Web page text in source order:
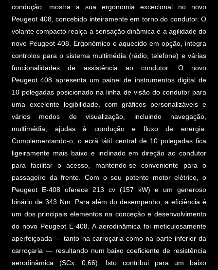
condução, mostra a sua ergonomia excecional no novo
Peugeot 408, concebido inteiramente em torno do condutor. O
volante compacto realça a sensação dinâmica e a agilidade do
novo Peugeot 408. Ergonómico e aquecido em opção, integra
controlos para o sistema multimédia (rádio, telefone) e várias
funcionalidades de assistência ao condutor. O novo
Peugeot 408 apresenta um painel de instrumentos digital de
10 polegadas posicionado na linha de visão do condutor para
uma excelente legibilidade, com gráficos personalizáveis e
vários modos de visualização, incluindo navegação,
multimédia, ajudas à condução e fluxo de energia.
Complementando-o, o ecrã tátil central de 10 polegadas fica
ligeiramente mais baixo e inclinado em direção ao condutor
para facilitar o acesso, mantendo-se conveniente para o
passageiro da frente. Com o seu potente motor elétrico, o
Peugeot E-408 oferece 213 cv (157 kW) e um generoso
binário de 343 Nm. Para além do desempenho, a eficiência é
um dos principais elementos na conceção e desenvolvimento
do novo Peugeot E-408. A aerodinâmica foi meticulosamente
aperfeiçoada — tanto na carroçaria como na parte inferior da
carroçaria — resultando num baixo coeficiente de resistência
aerodinâmica (SCx: 0,66). Isto contribui para um baixo